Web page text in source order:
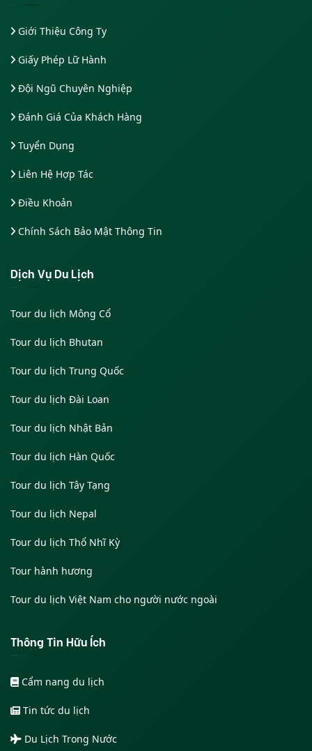
Giới Thiệu Công Ty
Giấy Phép Lữ Hành
Đội Ngũ Chuyên Nghiệp
Đánh Giá Của Khách Hàng
Tuyển Dụng
Liên Hệ Hợp Tác
Điều Khoản
Chính Sách Bảo Mật Thông Tin
Dịch Vụ Du Lịch
Tour du lịch Mông Cổ
Tour du lịch Bhutan
Tour du lịch Trung Quốc
Tour du lịch Đài Loan
Tour du lịch Nhật Bản
Tour du lịch Hàn Quốc
Tour du lịch Tây Tạng
Tour du lịch Nepal
Tour du lịch Thổ Nhĩ Kỳ
Tour hành hương
Tour du lịch Việt Nam cho người nước ngoài
Thông Tin Hữu Ích
Cẩm nang du lịch
Tin tức du lịch
Du Lịch Trong Nước